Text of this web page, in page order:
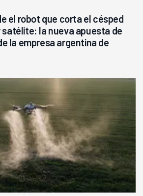
el robot que corta el césped
satélite: la nueva apuesta de
la empresa argentina de